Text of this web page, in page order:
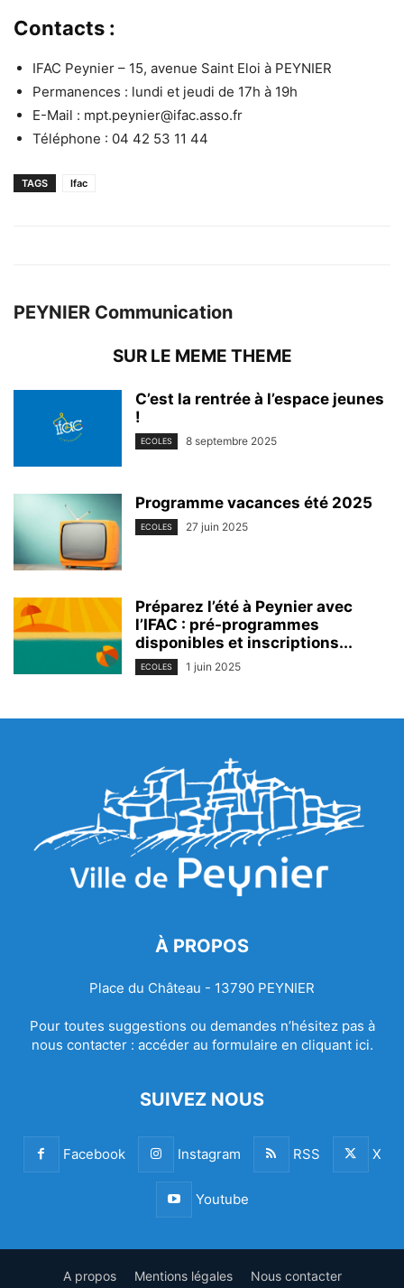
Contacts :
IFAC Peynier – 15, avenue Saint Eloi à PEYNIER
Permanences : lundi et jeudi de 17h à 19h
E-Mail : mpt.peynier@ifac.asso.fr
Téléphone : 04 42 53 11 44
TAGS Ifac
PEYNIER Communication
SUR LE MEME THEME
C’est la rentrée à l’espace jeunes
!
ECOLES 8 septembre 2025
Programme vacances été 2025
ECOLES 27 juin 2025
Préparez l’été à Peynier avec
l’IFAC : pré-programmes
disponibles et inscriptions...
ECOLES 1 juin 2025
À PROPOS
Place du Château - 13790 PEYNIER
Pour toutes suggestions ou demandes n’hésitez pas à
nous contacter : accéder au formulaire en cliquant ici.
SUIVEZ NOUS
Facebook Instagram RSS X
Youtube
A propos Mentions légales Nous contacter